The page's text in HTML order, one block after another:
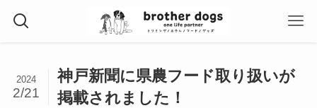
神戸新聞に県農フード取り扱いが
掲載されました！
2024
2/21